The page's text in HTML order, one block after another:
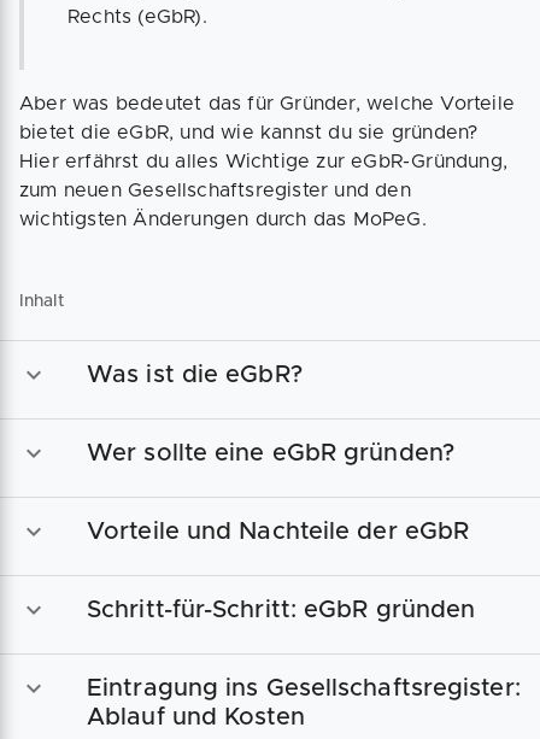
Rechts (eGbR).
Aber was bedeutet das für Gründer, welche Vorteile
bietet die eGbR, und wie kannst du sie gründen?
Hier erfährst du alles Wichtige zur eGbR-Gründung,
zum neuen Gesellschaftsregister und den
wichtigsten Änderungen durch das MoPeG.
Inhalt
Was ist die eGbR?
Wer sollte eine eGbR gründen?
Vorteile und Nachteile der eGbR
Schritt-für-Schritt: eGbR gründen
Eintragung ins Gesellschaftsregister:
Ablauf und Kosten